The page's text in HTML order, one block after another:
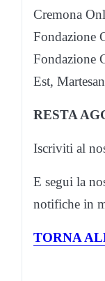
Cremona
Fondazione
Fondazione
Est,
RESTA
Iscriviti al
E segui la
notifiche in
TORNA